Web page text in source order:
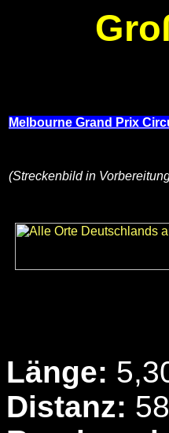
Melbourne Grand Prix
(Streckenbild in
Länge:
Distanz: